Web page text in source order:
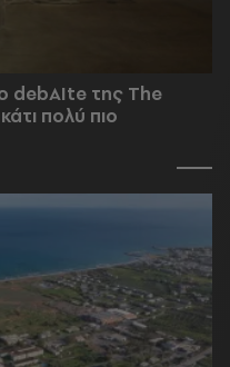
debAIte της The
πολύ πιο